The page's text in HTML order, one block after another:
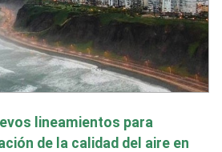
lineamientos para
de la calidad del aire en